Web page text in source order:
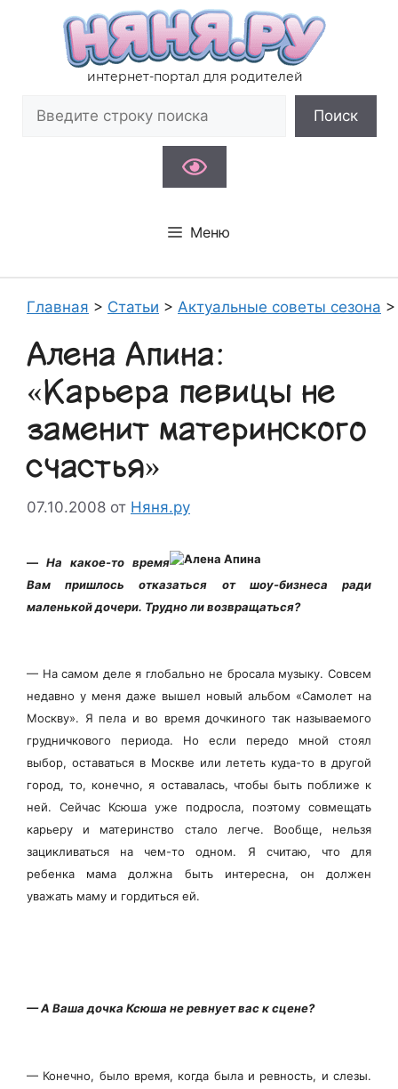
содержимому
интернет-портал для родителей
Поиск
Меню
Главная > Статьи > Актуальные советы сезона
Алена Апина:
«Карьера певицы не
заменит материнского
счастья»
07.10.2008 от Няня.ру
— На какое-то время
Вам пришлось отказаться от шоу-бизнеса ради
маленькой дочери. Трудно ли возвращаться?
— На самом деле я глобально не бросала музыку. Совсем
недавно у меня даже вышел новый альбом «Самолет на
Москву». Я пела и во время дочкиного так называемого
грудничкового периода. Но если передо мной стоял
выбор, оставаться в Москве или лететь куда-то в другой
город, то, конечно, я оставалась, чтобы быть поближе к
ней. Сейчас Ксюша уже подросла, поэтому совмещать
карьеру и материнство стало легче. Вообще, нельзя
зацикливаться на чем-то одном. Я считаю, что для
ребенка мама должна быть интересна, он должен
уважать маму и гордиться ей.
— А Ваша дочка Ксюша не ревнует вас к сцене?
— Конечно, было время, когда была и ревность, и слезы.